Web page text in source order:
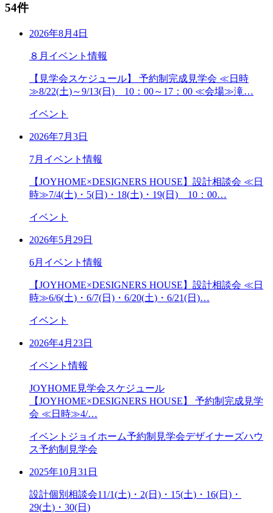
54件
2026年8月4日
８月イベント情報
【見学会スケジュール】 予約制完成見学会 ≪日時
≫8/22(土)～9/13(日) 10：00～17：00 ≪会場≫滝…
イベント
2026年7月3日
7月イベント情報
【JOYHOME×DESIGNERS HOUSE】設計相談会 ≪日
時≫7/4(土)・5(日)・18(土)・19(日) 10：00…
イベント
2026年5月29日
6月イベント情報
【JOYHOME×DESIGNERS HOUSE】設計相談会 ≪日
時≫6/6(土)・6/7(日)・6/20(土)・6/21(日)…
イベント
2026年4月23日
イベント情報
JOYHOME見学会スケジュール
【JOYHOME×DESIGNERS HOUSE】 予約制完成見学
会 ≪日時≫4/…
イベント ジョイホーム予約制見学会デザイナーズハウ
ス予約制見学会
2025年10月31日
設計個別相談会11/1(土)・2(日)・15(土)・16(日)・
29(土)・30(日)